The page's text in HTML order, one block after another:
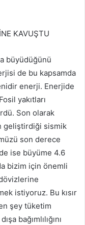
KAVUŞTU
büyüdüğünü
de bu kapsamda
enerji. Enerjide
yakıtları
Son olarak
geliştirdiği sismik
son derece
ise büyüme 4.6
bizim için önemli
dövizlerine
istiyoruz. Bu kısır
şey tüketim
bağımlılığını